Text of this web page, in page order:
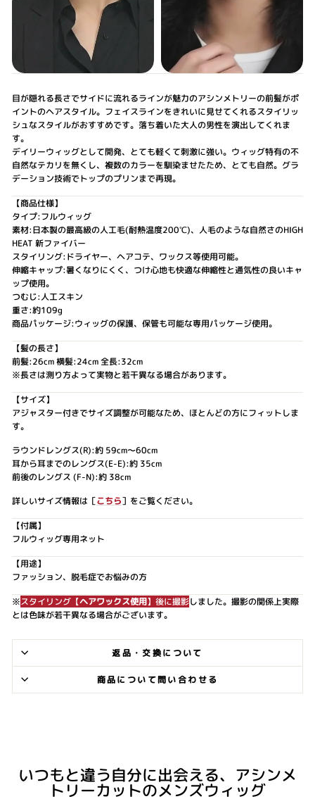
目が隠れる長さでサイドに流れるラインが魅力のアシンメトリーの前髪がポ
イントのヘアスタイル。フェイスラインをきれいに見せてくれるスタイリッ
シュなスタイルがおすすめです。落ち着いた大人の男性を演出してくれま
す。
デイリーウィッグとして開発、とても軽くて刺激に強い。ウィッグ特有の不
自然なテカリを無くし、複数のカラーを馴染ませたため、とても自然。グラ
デーション技術でトップのプリンまで再現。
【商品仕様】
タイプ:フルウィッグ
素材:日本製の最高級の人工毛(耐熱温度200℃)、人毛のような自然さのHIGH
HEAT 新ファイバー
スタイリング:ドライヤー、ヘアコテ、ワックス等使用可能。
伸縮キャップ:暑くなりにくく、つけ心地も快適な伸縮性と通気性の良いキャ
ップ使用。
つむじ:人工スキン
重さ:約109g
商品パッケージ:ウィッグの保護、保管も可能な専用パッケージ使用。
【髪の長さ】
前髪:26cm 横髪:24cm 全長:32cm
※長さは測り方よって実物と若干異なる場合があります。
【サイズ】
アジャスター付きでサイズ調整が可能なため、ほとんどの方にフィットしま
す。
ラウンドレングス(R):約 59cm～60cm
耳から耳までのレングス(E-E):約 35cm
前後のレングス (F-N):約 38cm
詳しいサイズ情報は［こちら］をご覧ください。
【付属】
フルウィッグ専用ネット
【用途】
ファッション、脱毛症でお悩みの方
※スタイリング【ヘアワックス使用】後に撮影しました。撮影の関係上実際
とは色味が若干異なる場合がございます。
返品・交換について
商品について問い合わせる
いつもと違う自分に出会える、アシンメ
トリーカットのメンズウィッグ